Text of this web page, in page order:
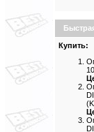
Купить: